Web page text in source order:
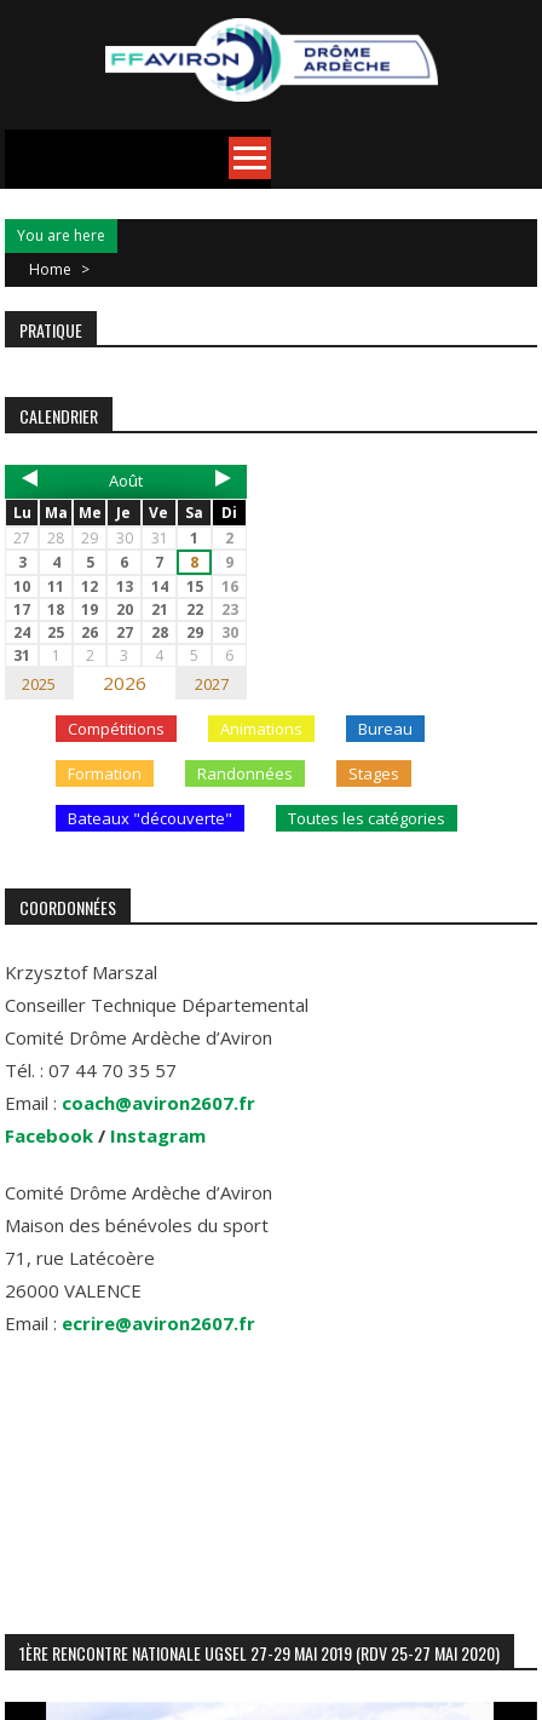
You are here
Home >
PRATIQUE
CALENDRIER
Août
Lu Ma Me Je Ve Sa
Di
27
28 29 30 31 1
2
3
4 5 6 7 8
9
10
11 12 13 14 15
16
17
18 19 20 21 22
23
24
25 26 27 28 29
30
31
1 2 3 4 5 6
2025 2026 2027
Compétitions Animations Bureau
Formation Randonnées Stages
Bateaux "découverte" Toutes les catégories
COORDONNÉES
Krzysztof Marszal
Conseiller Technique Départemental
Comité Drôme Ardèche d’Aviron
Tél. : 07 44 70 35 57
Email : coach@aviron2607.fr
Facebook / Instagram
Comité Drôme Ardèche d’Aviron
Maison des bénévoles du sport
71, rue Latécoère
26000 VALENCE
Email : ecrire@aviron2607.fr
1ÈRE RENCONTRE NATIONALE UGSEL 27-29 MAI 2019 (RDV 25-27 MAI 2020)